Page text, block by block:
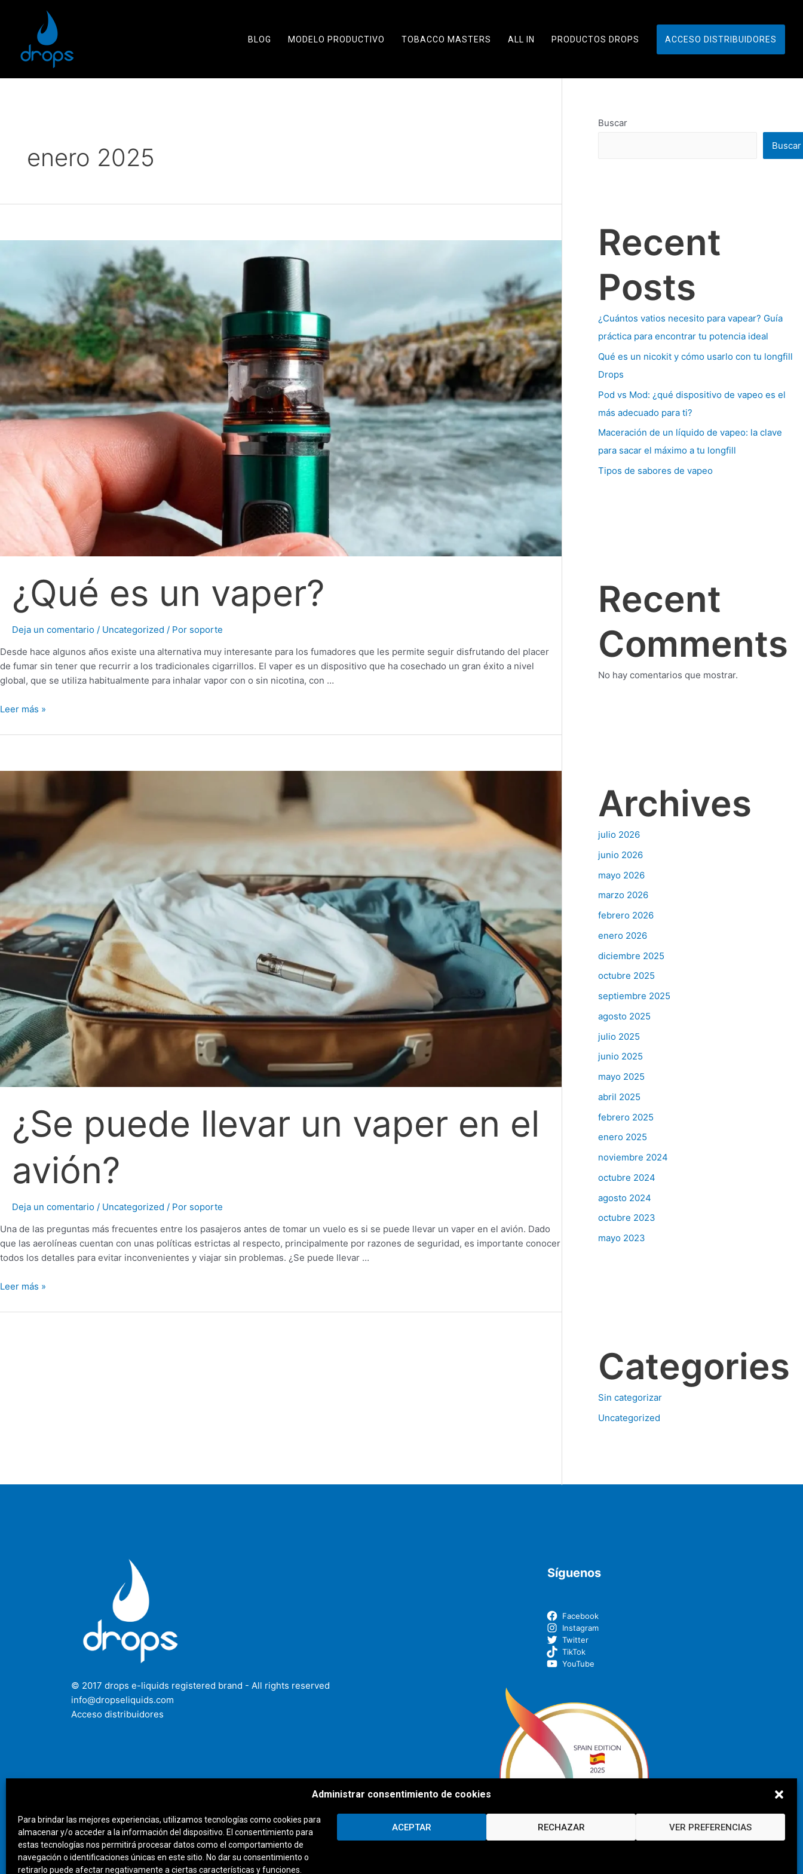
Administrar consentimiento de cookies
Para brindar las mejores experiencias, utilizamos tecnologías como cookies para
almacenar y/o acceder a la información del dispositivo. El consentimiento para
estas tecnologías nos permitirá procesar datos como el comportamiento de
navegación o identificaciones únicas en este sitio. No dar su consentimiento o
retirarlo puede afectar negativamente a ciertas características y funciones.
ACEPTAR RECHAZAR VER PREFERENCIAS
BLOG MODELO PRODUCTIVO TOBACCO MASTERS ALL IN PRODUCTOS DROPS ACCESO DISTRIBUIDORES
enero 2025
¿Qué es un vaper?
Deja un comentario / Uncategorized / Por soporte
Desde hace algunos años existe una alternativa muy interesante para los fumadores que les permite seguir disfrutando del placer
de fumar sin tener que recurrir a los tradicionales cigarrillos. El vaper es un dispositivo que ha cosechado un gran éxito a nivel
global, que se utiliza habitualmente para inhalar vapor con o sin nicotina, con …
Leer más »
¿Se puede llevar un vaper en el
avión?
Deja un comentario / Uncategorized / Por soporte
Una de las preguntas más frecuentes entre los pasajeros antes de tomar un vuelo es si se puede llevar un vaper en el avión. Dado
que las aerolíneas cuentan con unas políticas estrictas al respecto, principalmente por razones de seguridad, es importante conocer
todos los detalles para evitar inconvenientes y viajar sin problemas. ¿Se puede llevar …
Leer más »
Buscar
Buscar
Recent
Posts
¿Cuántos vatios necesito para vapear? Guía
práctica para encontrar tu potencia ideal
Qué es un nicokit y cómo usarlo con tu longfill
Drops
Pod vs Mod: ¿qué dispositivo de vapeo es el
más adecuado para ti?
Maceración de un líquido de vapeo: la clave
para sacar el máximo a tu longfill
Tipos de sabores de vapeo
Recent
Comments
No hay comentarios que mostrar.
Archives
julio 2026
junio 2026
mayo 2026
marzo 2026
febrero 2026
enero 2026
diciembre 2025
octubre 2025
septiembre 2025
agosto 2025
julio 2025
junio 2025
mayo 2025
abril 2025
febrero 2025
enero 2025
noviembre 2024
octubre 2024
agosto 2024
octubre 2023
mayo 2023
Categories
Sin categorizar
Uncategorized
© 2017 drops e-liquids registered brand - All rights reserved
info@dropseliquids.com
Acceso distribuidores
Síguenos
Facebook
Instagram
Twitter
TikTok
YouTube